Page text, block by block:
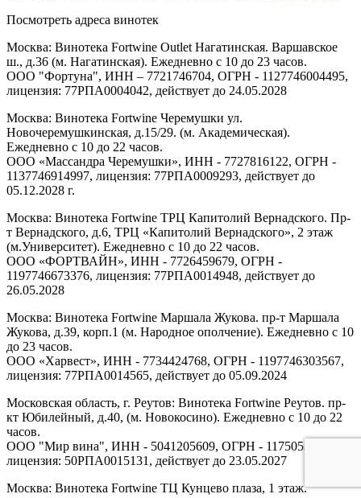
Посмотреть адреса винотек
Москва: Винотека Fortwine Outlet Нагатинская. Варшавское
ш., д.36 (м. Нагатинская). Ежедневно с 10 до 23 часов.
ООО "Фортуна", ИНН – 7721746704, ОГРН - 1127746004495,
лицензия: 77РПА0004042, действует до 24.05.2028
Москва: Винотека Fortwine Черемушки ул.
Новочеремушкинская, д.15/29. (м. Академическая).
Ежедневно с 10 до 22 часов.
ООО «Массандра Черемушки», ИНН - 7727816122, ОГРН -
1137746914997, лицензия: 77РПА0009293, действует до
05.12.2028 г.
Москва: Винотека Fortwine ТРЦ Капитолий Вернадского. Пр-
т Вернадского, д.6, ТРЦ «Капитолий Вернадского», 2 этаж
(м.Университет). Ежедневно с 10 до 22 часов.
ООО «ФОРТВАЙН», ИНН - 7726459679, ОГРН -
1197746673376, лицензия: 77РПА0014948, действует до
26.05.2028
Москва: Винотека Fortwine Маршала Жукова. пр-т Маршала
Жукова, д.39, корп.1 (м. Народное ополчение). Ежедневно с 10
до 23 часов.
ООО «Харвест», ИНН - 7734424768, ОГРН - 1197746303567,
лицензия: 77РПА0014565, действует до 05.09.2024
Московская область, г. Реутов: Винотека Fortwine Реутов. пр-
кт Юбилейный, д.40, (м. Новокосино). Ежедневно с 10 до 22
часов.
ООО "Мир вина", ИНН - 5041205609, ОГРН - 1175053005313,
лицензия: 50РПА0015131, действует до 23.05.2027
Москва: Винотека Fortwine ТЦ Кунцево плаза, 1 этаж.